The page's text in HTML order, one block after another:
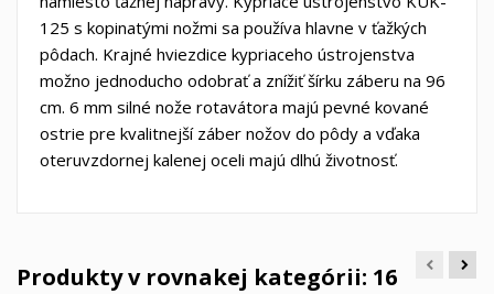
125 s kopinatými nožmi sa používa hlavne v ťažkých
pôdach. Krajné hviezdice kypriaceho ústrojenstva
možno jednoducho odobrať a znížiť šírku záberu na 96
cm. 6 mm silné nože rotavátora majú pevné kované
ostrie pre kvalitnejší záber nožov do pôdy a vďaka
oteruvzdornej kalenej oceli majú dlhú životnosť.
Produkty v rovnakej kategórii: 16